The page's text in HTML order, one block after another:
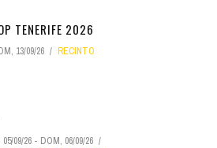
TENERIFE 2026
13/09/26
RECINTO
05/09/26 - DOM, 06/09/26